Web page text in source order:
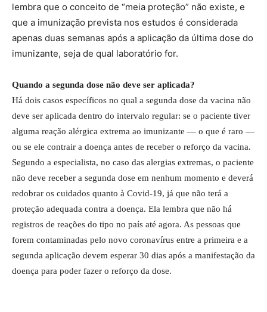
lembra que o conceito de “meia proteção” não existe, e
que a imunização prevista nos estudos é considerada
apenas duas semanas após a aplicação da última dose do
imunizante, seja de qual laboratório for.
Quando a segunda dose não deve ser aplicada?
Há dois casos específicos no qual a segunda dose da vacina não
deve ser aplicada dentro do intervalo regular: se o paciente tiver
alguma reação alérgica extrema ao imunizante — o que é raro —
ou se ele contrair a doença antes de receber o reforço da vacina.
Segundo a especialista, no caso das alergias extremas, o paciente
não deve receber a segunda dose em nenhum momento e deverá
redobrar os cuidados quanto à Covid-19, já que não terá a
proteção adequada contra a doença. Ela lembra que não há
registros de reações do tipo no país até agora. As pessoas que
forem contaminadas pelo novo coronavírus entre a primeira e a
segunda aplicação devem esperar 30 dias após a manifestação da
doença para poder fazer o reforço da dose.